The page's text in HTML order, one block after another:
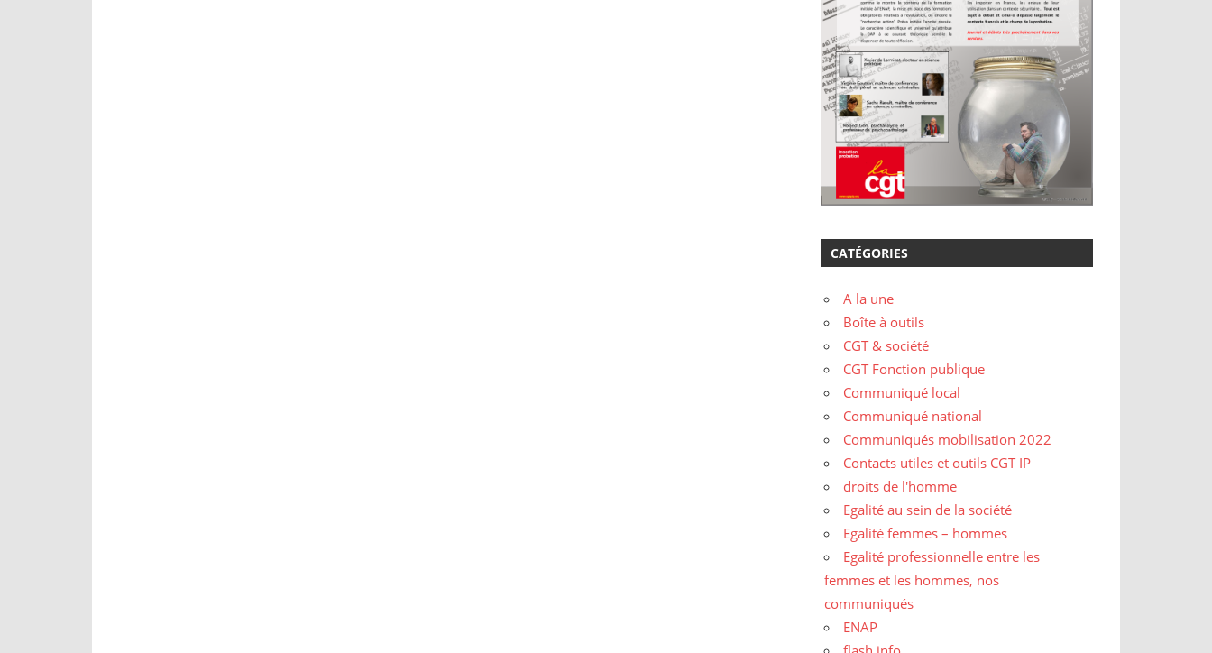
CATÉGORIES
A la une
Boîte à outils
CGT & société
CGT Fonction publique
Communiqué local
Communiqué national
Communiqués mobilisation 2022
Contacts utiles et outils CGT IP
droits de l'homme
Egalité au sein de la société
Egalité femmes – hommes
Egalité professionnelle entre les
femmes et les hommes, nos
communiqués
ENAP